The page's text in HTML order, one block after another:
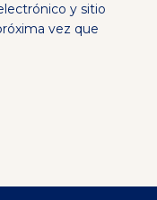
y sitio
vez que